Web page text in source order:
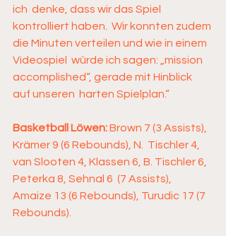
ich  denke, dass wir das Spiel
kontrolliert haben.  Wir konnten zudem
die Minuten verteilen und wie in einem
Videospiel  würde ich sagen: „mission
accomplished“, gerade mit Hinblick
auf unseren  harten Spielplan.“
Basketball Löwen: Brown 7 (3 Assists),
Krämer 9 (6 Rebounds), N.  Tischler 4,
van Slooten 4, Klassen 6, B. Tischler 6,
Peterka 8, Sehnal 6  (7 Assists),
Amaize 13 (6 Rebounds), Turudic 17 (7
Rebounds).